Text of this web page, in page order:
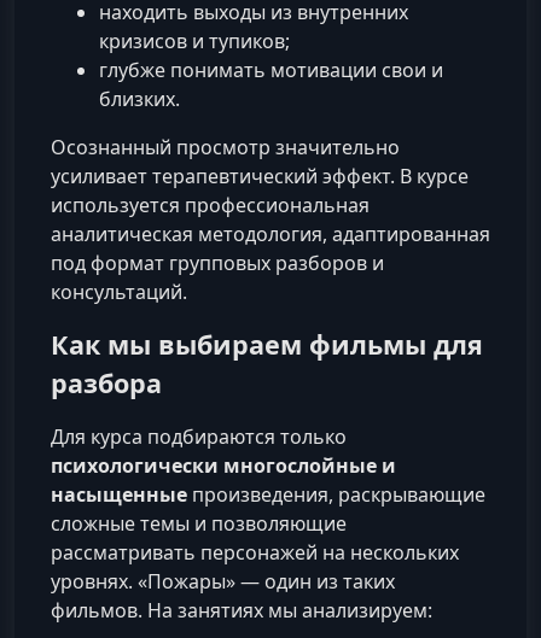
находить выходы из внутренних
кризисов и тупиков;
глубже понимать мотивации свои и
близких.
Осознанный просмотр значительно
усиливает терапевтический эффект. В курсе
используется профессиональная
аналитическая методология, адаптированная
под формат групповых разборов и
консультаций.
Как мы выбираем фильмы для
разбора
Для курса подбираются только
психологически многослойные и
насыщенные произведения, раскрывающие
сложные темы и позволяющие
рассматривать персонажей на нескольких
уровнях. «Пожары» — один из таких
фильмов. На занятиях мы анализируем: